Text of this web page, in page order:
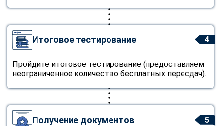
4
Итоговое тестирование
Пройдите итоговое тестирование (предоставляем
неограниченное количество бесплатных пересдач).
5
Получение документов